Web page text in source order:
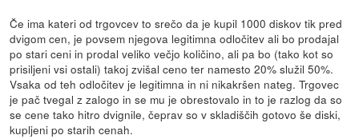
Če ima kateri od trgovcev to srečo da je kupil 1000 diskov tik pred
dvigom cen, je povsem njegova legitimna odločitev ali bo prodajal
po stari ceni in prodal veliko večjo količino, ali pa bo (tako kot so
prisiljeni vsi ostali) takoj zvišal ceno ter namesto 20% služil 50%.
Vsaka od teh odločitev je legitimna in ni nikakršen nateg. Trgovec
je pač tvegal z zalogo in se mu je obrestovalo in to je razlog da so
se cene tako hitro dvignile, čeprav so v skladiščih gotovo še diski,
kupljeni po starih cenah.